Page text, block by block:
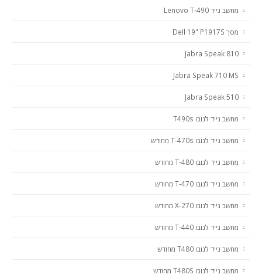
מחשב נייד Lenovo T-490
מסך Dell 19" P1917S
Jabra Speak 810
Jabra Speak 710 MS
Jabra Speak 510
מחשב נייד לנובו T490s
מחשב נייד לנובו T-470s מחודש
מחשב נייד לנובו T-480 מחודש
מחשב נייד לנובו T-470 מחודש
מחשב נייד לנובו X-270 מחודש
מחשב נייד לנובו T-440 מחודש
מחשב נייד לנובו T480 מחודש
מחשב נייד לנובו T480S מחודש